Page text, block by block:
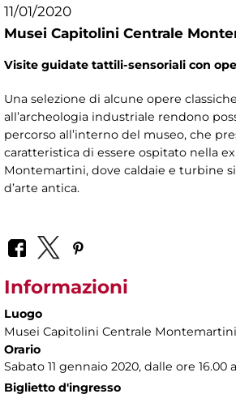
11/01/2020
Musei Capitolini Centrale
Visite guidate tattili-sensoriali con
Una selezione di alcune opere
all’archeologia industriale rendono
percorso all’interno del museo, che
caratteristica di essere ospitato nella
Montemartini, dove caldaie e turbine
d’arte antica.
Informazioni
Luogo
Musei Capitolini Centrale Montemartini
Orario
Sabato 11 gennaio 2020, dalle ore 16.00
Biglietto d'ingresso